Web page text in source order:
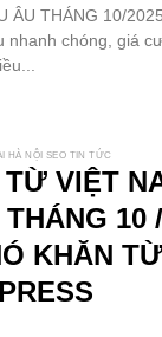
ÂU THÁNG 10/
nhanh chóng, giá
HÀ NỘI SEO TIN TỨC
VIỆT
10
KHĂN